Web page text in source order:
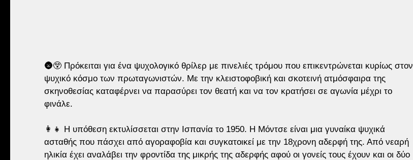
🌚😲 Πρόκειται για ένα ψυχολογικό θρίλερ με πινελιές τρόμου που επικεντρώνεται κυρίως στον
ψυχικό κόσμο των πρωταγωνιστών. Με την κλειστοφοβική και σκοτεινή ατμόσφαιρα της
σκηνοθεσίας καταφέρνει να παρασύρει τον θεατή και να τον κρατήσει σε αγωνία μέχρι το
φινάλε.
👩👧 Η υπόθεση εκτυλίσσεται στην Ισπανία το 1950. Η Μόντσε είναι μια γυναίκα ψυχικά
ασταθής που πάσχει από αγοραφοβία και συγκατοικεί με την 18χρονη αδερφή της. Από νεαρή
ηλικία έχει αναλάβει την φροντίδα της μικρής της αδερφής αφού οι γονείς τους έχουν και οι δύο